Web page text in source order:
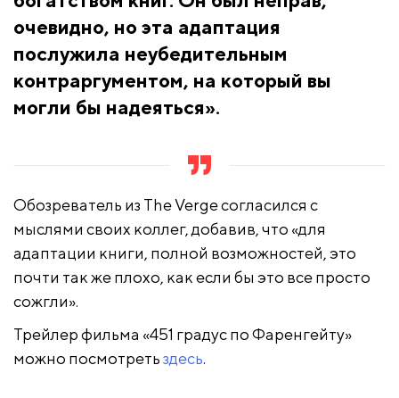
очевидно, но эта адаптация
послужила неубедительным
контраргументом, на который вы
могли бы надеяться».
Обозреватель из The Verge согласился с
мыслями своих коллег, добавив, что «для
адаптации книги, полной возможностей, это
почти так же плохо, как если бы это все просто
сожгли».
Трейлер фильма «451 градус по Фаренгейту»
можно посмотретьздесь.